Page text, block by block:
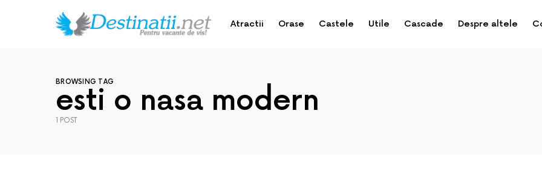
Atractii Orase Castele Utile Cascade Despre altele
BROWSING TAG
esti o nasa modern
1 POST